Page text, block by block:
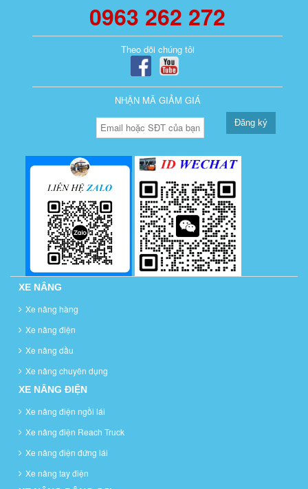
0963 262 272
Theo dõi chúng tôi
NHẬN MÃ GIẢM GIÁ
Đăng ký
XE NÂNG
Xe nâng hàng
Xe nâng điện
Xe nâng dầu
Xe nâng chuyên dụng
XE NÂNG ĐIỆN
Xe nâng điện ngồi lái
Xe nâng điện Reach Truck
Xe nâng điện đứng lái
Xe nâng tay điện